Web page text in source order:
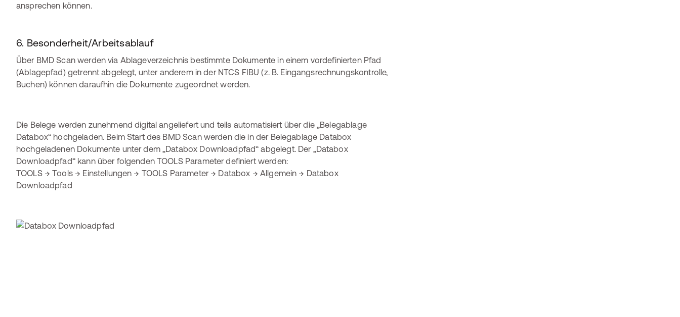
ansprechen können.
6. Besonderheit/Arbeitsablauf
Über BMD Scan werden via Ablageverzeichnis bestimmte Dokumente in einem vordefinierten Pfad
(Ablagepfad) getrennt abgelegt, unter anderem in der NTCS FIBU (z. B. Eingangsrechnungskontrolle,
Buchen) können daraufhin die Dokumente zugeordnet werden.
Die Belege werden zunehmend digital angeliefert und teils automatisiert über die „Belegablage
Databox“ hochgeladen. Beim Start des BMD Scan werden die in der Belegablage Databox
hochgeladenen Dokumente unter dem „Databox Downloadpfad“ abgelegt. Der „Databox
Downloadpfad“ kann über folgenden TOOLS Parameter definiert werden:
TOOLS → Tools → Einstellungen → TOOLS Parameter → Databox → Allgemein → Databox
Downloadpfad